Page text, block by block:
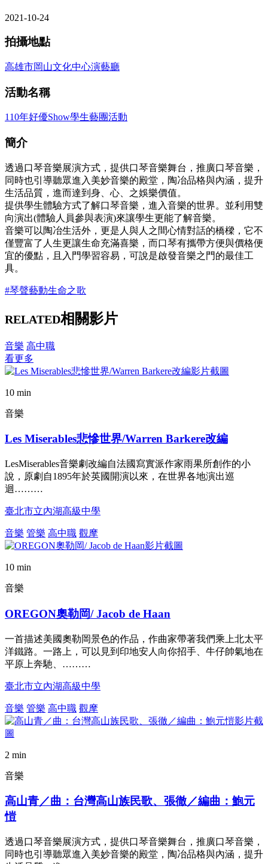
2021-10-24
拍攝地點
高雄市岡山文化中心演藝廳
活動名稱
110年好優Show學生藝團活動
簡介
透過口琴音樂展演方式，提供口琴音樂舞台，推廣口琴音樂，
同時也引導聽眾進入美妙音樂的殿堂，陶冶品格與內涵，提升
生活品質，進而達到身、心、之娛樂價值。
提供學生體驗方式了解口琴音樂，進入音樂的世界。並利用雙
向演出(體驗人員參與表演)來讓學生更能了解音樂。
音樂可以陶冶生活外，更是人與人之間心情對話的橋樑，它不
僅豐富了人生更讓生命充滿喜樂，而口琴有攜帶方便與價格便
宜的優點，且入門學習容易，可說是啟發音樂之門的最佳工
具。
#琴聲藝動生命之歌
RELATED相關影片
音樂 高中職
看更多
10 min
音樂
Les Miserables悲慘世界/Warren Barkere改編
LesMiserables音樂劇改編自法國寫實派作家雨果所創作的小
說，原劇自1895年於英國開演以來，在世界各地演出巡
迴………
臺北市立內湖高級中學
音樂 管樂 高中職 觀摩
10 min
音樂
OREGON奧勒岡/ Jacob de Haan
一首描述美國奧勒岡景色的作品，作曲家帶著我們乘上北太平
洋鐵路。一路上，可以見到印地安人向你招手、牛仔帥氣地在
平原上奔馳、………
臺北市立內湖高級中學
音樂 管樂 高中職 觀摩
2 min
音樂
高山青／曲：台灣高山族民歌、張徹／編曲：鮑元
愷
透過口琴音樂展演方式，提供口琴音樂舞台，推廣口琴音樂，
同時也引導聽眾進入美妙音樂的殿堂，陶冶品格與內涵，提升